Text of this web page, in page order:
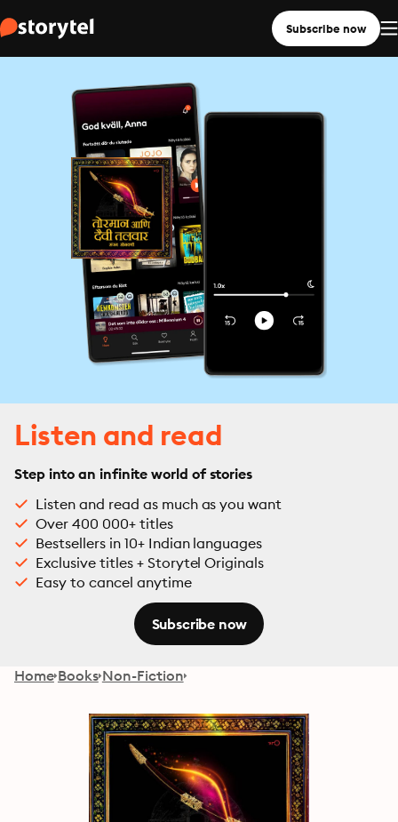
Subscribe now
Listen and read
Step into an infinite world of stories
Listen and read as much as you want
Over 400 000+ titles
Bestsellers in 10+ Indian languages
Exclusive titles + Storytel Originals
Easy to cancel anytime
Subscribe now
Home Books Non-Fiction